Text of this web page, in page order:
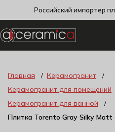
Российский импортер
Главная
Керамогранит
Керамогранит для помещений
Керамогранит для ванной
Плитка Torento Gray Silky Matt